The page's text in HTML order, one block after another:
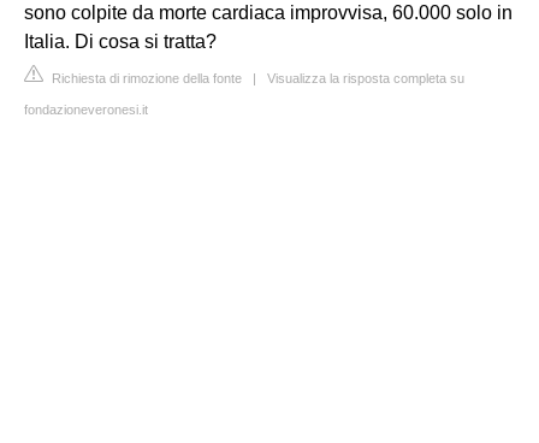
sono colpite da morte cardiaca improvvisa, 60.000 solo in
Italia. Di cosa si tratta?
Richiesta di rimozione della fonte | Visualizza la risposta completa su
fondazioneveronesi.it